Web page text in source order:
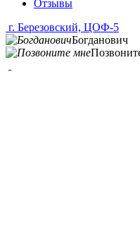
Отзывы
г. Березовский, ЦОФ-5
Богданович